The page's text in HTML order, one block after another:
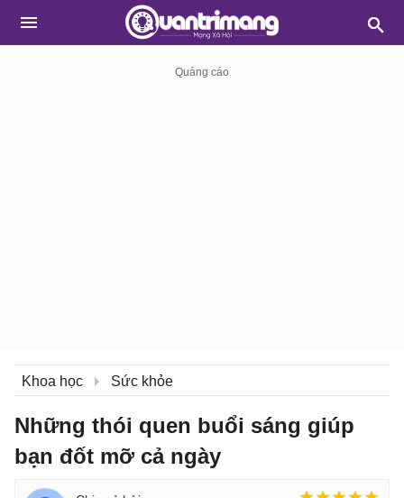
Khoa học Sức khỏe
Những thói quen buổi sáng giúp
bạn đốt mỡ cả ngày